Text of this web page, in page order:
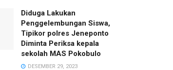
Diduga Lakukan
Penggelembungan Siswa,
Tipikor polres Jeneponto
Diminta Periksa kepala
sekolah MAS Pokobulo
DESEMBER 29, 2023